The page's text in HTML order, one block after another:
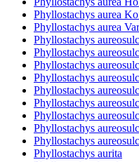
Phyllostachys aurea
Phyllostachys aurea
Phyllostachys
Phyllostachys
Phyllostachys
Phyllostachys
Phyllostachys
Phyllostachys
Phyllostachys
Phyllostachys
Phyllostachys
Phyllostachys aurita